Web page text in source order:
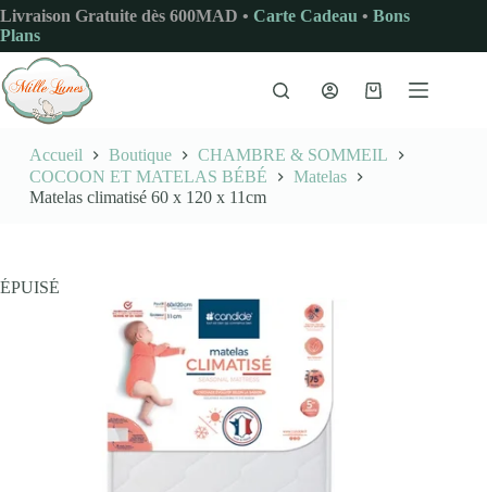
Passer
au
contenu
Livraison Gratuite dès 600MAD • Carte Cadeau • Bons
Plans
Panier
Accueil Boutique
CHAMBRE & SOMMEIL
COCOON ET MATELAS BÉBÉ
Matelas
Matelas climatisé 60 x 120 x 11cm
ÉPUISÉ